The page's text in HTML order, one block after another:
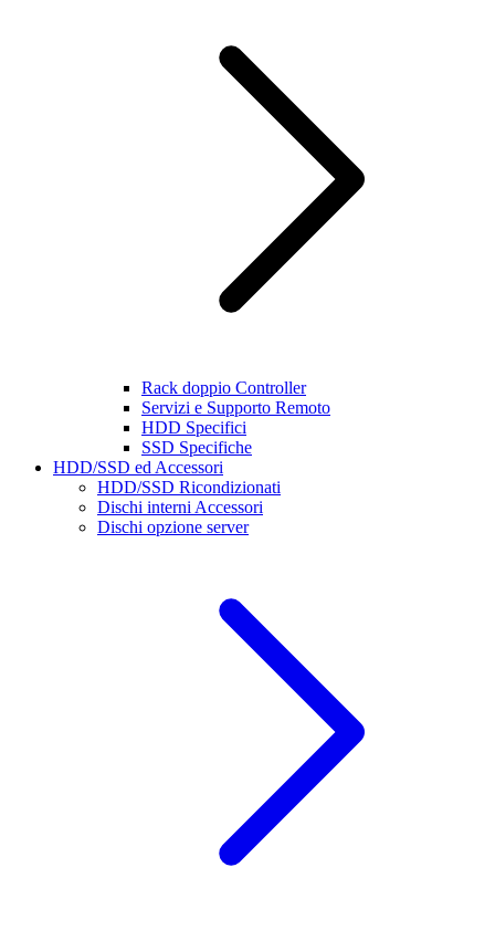
Rack doppio Controller
Servizi e Supporto Remoto
HDD Specifici
SSD Specifiche
HDD/SSD ed Accessori
HDD/SSD Ricondizionati
Dischi interni Accessori
Dischi opzione server